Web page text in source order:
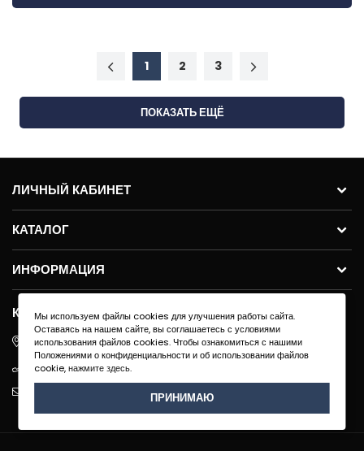
1 2 3
ПОКАЗАТЬ ЕЩЁ
ЛИЧНЫЙ КАБИНЕТ
КАТАЛОГ
ИНФОРМАЦИЯ
КОНТАКТЫ
ул.Молодогвардейская 59с11, 121351, г. Москва
+7 495 640 91-40
Мы используем файлы cookies для улучшения работы сайта.
Оставаясь на нашем сайте, вы соглашаетесь с условиями
использования файлов cookies. Чтобы ознакомиться с нашими
Положениями о конфиденциальности и об использовании файлов
cookie,нажмите здесь.
ПРИНИМАЮ